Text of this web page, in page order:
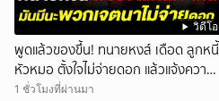
วิดีโอ
พูดแล้วของขึ้น! ทนายหงส์ เดือด ลูกหนี้
หัวหมอ ตั้งใจไม่จ่ายดอก แล้วแจ้งความ
มาจับเจ้าหนี้
1 ชั่วโมงที่ผ่านมา